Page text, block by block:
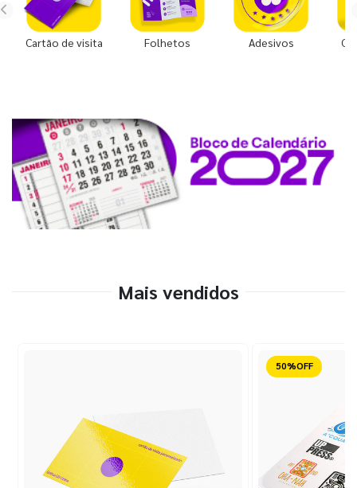
Cartão de visita Folhetos Adesivos
Mais vendidos
Reduzido